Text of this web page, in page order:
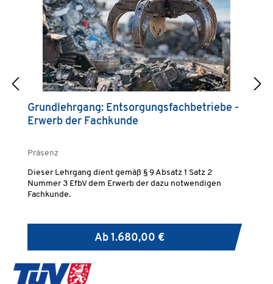
Grundlehrgang: Entsorgungsfachbetriebe -
Erwerb der Fachkunde
Präsenz
Dieser Lehrgang dient gemäß § 9 Absatz 1 Satz 2
Nummer 3 EfbV dem Erwerb der dazu notwendigen
Fachkunde.
Ab 1.680,00 €